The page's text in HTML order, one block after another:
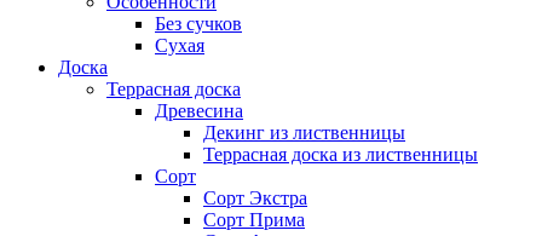
Без сучков
Сухая
Доска
Террасная доска
Древесина
Декинг из лиственницы
Террасная доска из лиственницы
Сорт
Сорт Экстра
Сорт Прима